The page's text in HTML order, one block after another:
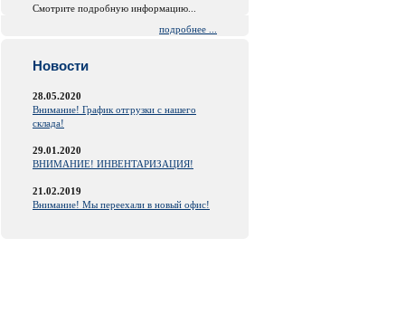
Смотрите подробную информацию...
подробнее ...
Новости
28.05.2020
Внимание! График отгрузки с нашего
склада!
29.01.2020
ВНИМАНИЕ! ИНВЕНТАРИЗАЦИЯ!
21.02.2019
Внимание! Мы переехали в новый офис!